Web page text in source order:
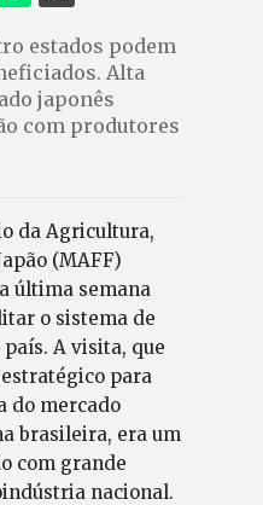
estados podem
Alta
japonês
com produtores
da Agricultura,
(MAFF)
última semana
o sistema de
A visita, que
para
do mercado
brasileira, era um
com grande
nacional.